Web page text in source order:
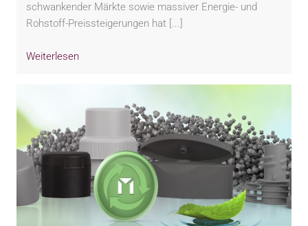
schwankender Märkte sowie massiver Energie- und
Rohstoff-Preissteigerungen hat [...]
Weiterlesen